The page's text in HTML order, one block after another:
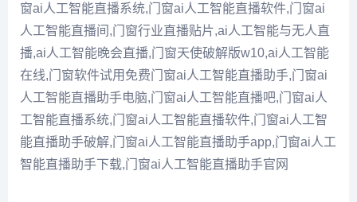
窗ai人工智能直播系统,门窗ai人工智能直播软件,门窗ai
人工智能直播间,门窗行业直播贴片,ai人工智能与无人直
播,ai人工智能晚会直播,门窗天使破解版w10,ai人工智能
在线,门窗软件试用免费门窗ai人工智能直播助手,门窗ai
人工智能直播助手电脑,门窗ai人工智能直播吧,门窗ai人
工智能直播系统,门窗ai人工智能直播软件,门窗ai人工智
能直播助手破解,门窗ai人工智能直播助手app,门窗ai人工
智能直播助手下载,门窗ai人工智能直播助手官网